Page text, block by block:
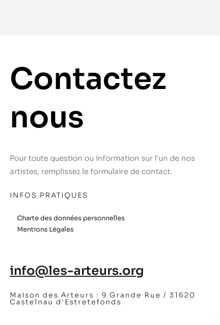
Contactez
nous
Pour toute question ou information sur l'un de nos
artistes, remplissez le formulaire de contact.
INFOS PRATIQUES
Charte des données personnelles
Mentions Légales
info@les-arteurs.org
Maison des Arteurs : 9 Grande Rue / 31620
Castelnau d'Estretefonds